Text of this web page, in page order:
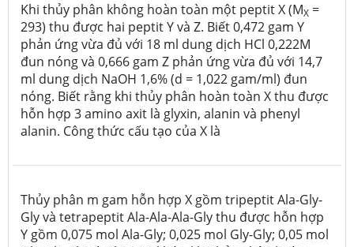
Khi thủy phân không hoàn toàn một peptit X (MX =
293) thu được hai peptit Y và Z. Biết 0,472 gam Y
phản ứng vừa đủ với 18 ml dung dịch HCl 0,222M
đun nóng và 0,666 gam Z phản ứng vừa đủ với 14,7
ml dung dịch NaOH 1,6% (d = 1,022 gam/ml) đun
nóng. Biết rằng khi thủy phân hoàn toàn X thu được
hỗn hợp 3 amino axit là glyxin, alanin và phenyl
alanin. Công thức cấu tạo của X là
Thủy phân m gam hỗn hợp X gồm tripeptit Ala-Gly-
Gly và tetrapeptit Ala-Ala-Ala-Gly thu được hỗn hợp
Y gồm 0,075 mol Ala-Gly; 0,025 mol Gly-Gly; 0,05 mol